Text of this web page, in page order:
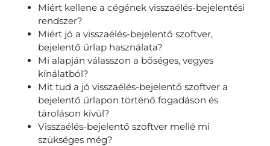
Miért kellene a cégének visszaélés-bejelentési
rendszer?
Miért jó a visszaélés-bejelentő szoftver,
bejelentő űrlap használata?
Mi alapján válasszon a bőséges, vegyes
kínálatból?
Mit tud a jó visszaélés-bejelentő szoftver a
bejelentő űrlapon történő fogadáson és
tároláson kívül?
Visszaélés-bejelentő szoftver mellé mi
szükséges még?